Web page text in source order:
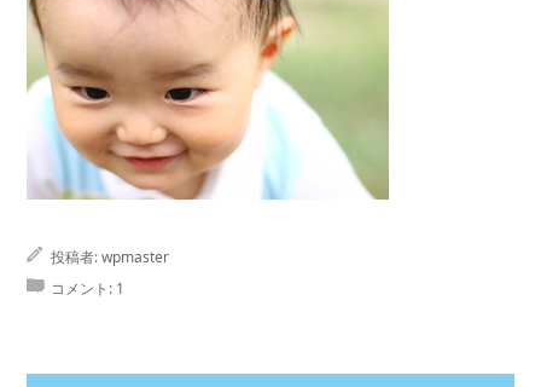
投稿者:wpmaster
コメント: 1